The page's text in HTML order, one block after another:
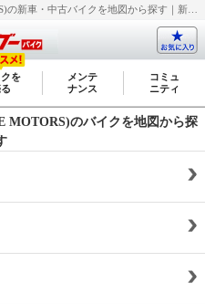
を
メンテ
ナンス
コミュ
ニティ
のバイクを地図から探